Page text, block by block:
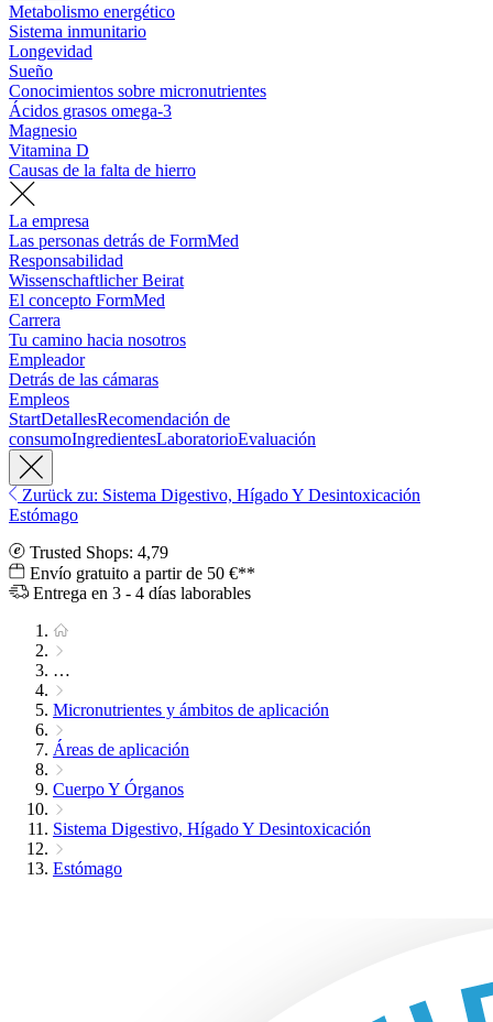
Metabolismo energético
Sistema inmunitario
Longevidad
Sueño
Conocimientos sobre micronutrientes
Ácidos grasos omega-3
Magnesio
Vitamina D
Causas de la falta de hierro
La empresa
Las personas detrás de FormMed
Responsabilidad
Wissenschaftlicher Beirat
El concepto FormMed
Carrera
Tu camino hacia nosotros
Empleador
Detrás de las cámaras
Empleos
StartDetallesRecomendación de
consumoIngredientesLaboratorioEvaluación
Zurück zu: Sistema Digestivo, Hígado Y Desintoxicación
Estómago
Trusted Shops: 4,79
Envío gratuito a partir de 50 €**
Entrega en 3 - 4 días laborables
…
Micronutrientes y ámbitos de aplicación
Áreas de aplicación
Cuerpo Y Órganos
Sistema Digestivo, Hígado Y Desintoxicación
Estómago